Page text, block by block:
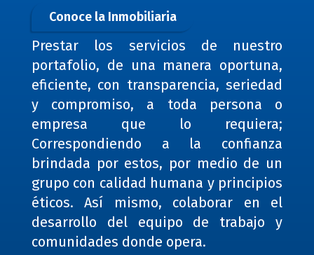
Conoce la Inmobiliaria
Prestar los servicios de nuestro
portafolio, de una manera oportuna,
eficiente, con transparencia, seriedad
y compromiso, a toda persona o
empresa que lo requiera;
Correspondiendo a la confianza
brindada por estos, por medio de un
grupo con calidad humana y principios
éticos. Así mismo, colaborar en el
desarrollo del equipo de trabajo y
comunidades donde opera.